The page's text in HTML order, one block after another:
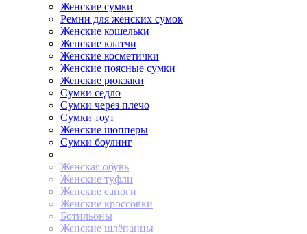
Женские сумки
Ремни для женских сумок
Женские кошельки
Женские клатчи
Женские косметички
Женские поясные сумки
Женские рюкзаки
Сумки седло
Сумки через плечо
Сумки тоут
Женские шопперы
Сумки боулинг
Женская обувь
Женские туфли
Женские сапоги
Женские кроссовки
Ботильоны
Женские шлёпанцы